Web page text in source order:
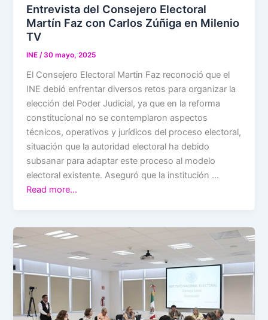
Entrevista del Consejero Electoral
Martín Faz con Carlos Zúñiga en Milenio
TV
INE/30 mayo, 2025
El Consejero Electoral Martin Faz reconoció que el
INE debió enfrentar diversos retos para organizar la
elección del Poder Judicial, ya que en la reforma
constitucional no se contemplaron aspectos
técnicos, operativos y jurídicos del proceso electoral,
situación que la autoridad electoral ha debido
subsanar para adaptar este proceso al modelo
electoral existente. Aseguró que la institución …
Read more…